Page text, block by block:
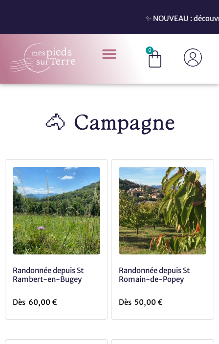
✨ NOUVEAU :
0
🐴 Campagne
Randonnée depuis St
Rambert-en-Bugey
Dès 60,00€
Randonnée depuis St
Romain-de-Popey
Dès 50,00€